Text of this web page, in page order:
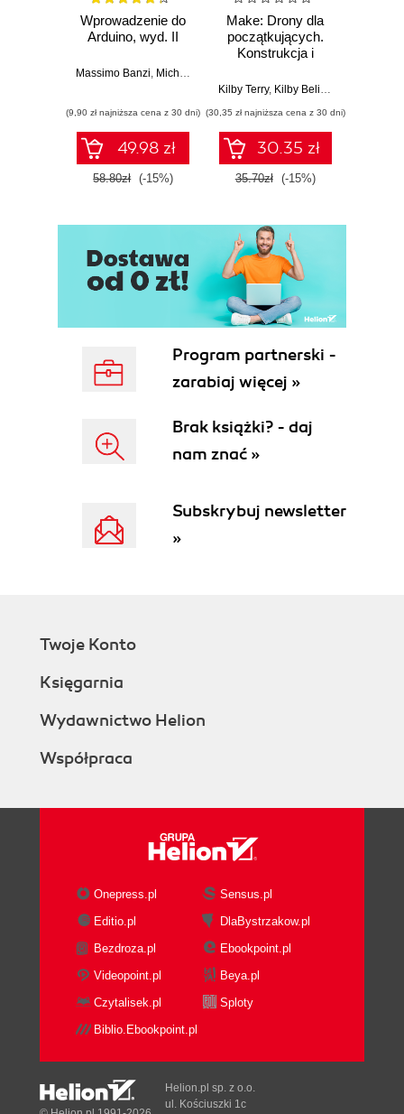
Wprowadzenie do
Arduino, wyd. II
Massimo Banzi, Michael Shiloh
(9,90 zł najniższa cena z 30 dni)
49.98 zł
58.80zł (-15%)
Make: Drony dla
początkujących.
Konstrukcja i
własnego
Kilby Terry, Kilby Belinda
(30,35 zł najniższa cena z 30 dni)
30.35 zł
35.70zł (-15%)
Program partnerski -
zarabiaj więcej »
Brak książki? - daj
nam znać »
Subskrybuj newsletter
»
Twoje Konto
Księgarnia
Wydawnictwo Helion
Współpraca
Onepress.pl
Sensus.pl
Editio.pl
DlaBystrzakow.pl
Bezdroza.pl
Ebookpoint.pl
Videopoint.pl
Beya.pl
Czytalisek.pl
Sploty
Biblio.Ebookpoint.pl
Helion.pl sp. z o.o.
ul. Kościuszki 1c